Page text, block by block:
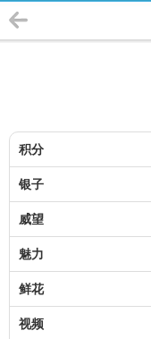
积分
银子
威望
魅力
鲜花
视频